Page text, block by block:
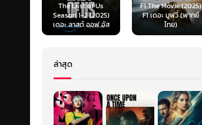
The Last of Us
Season 1-2 (2025)
เดอะ ลาสต์ ออฟ อัส
F1 The Movie (2025)
F1 เดอะ มูฟวี่ (พากย์
ล่าสุด